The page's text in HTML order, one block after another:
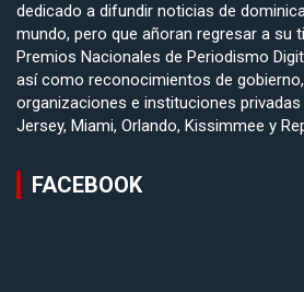
dedicado a difundir noticias de
mundo, pero que añoran regresar a su
Premios Nacionales de Periodismo
así como reconocimientos de
organizaciones e instituciones
Jersey, Miami, Orlando, Kissimmee y
FACEBOOK